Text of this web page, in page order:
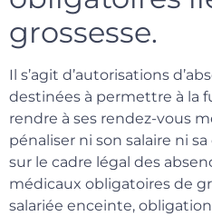
grossesse.
Il s’agit d’autorisations
destinées à permettre à la
rendre à ses rendez-vous
pénaliser ni son salaire ni
sur le cadre légal des
médicaux obligatoires de
salariée enceinte,